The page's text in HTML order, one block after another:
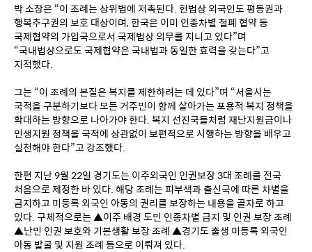
박 소장은 “이 조례는 상위법에 저촉된다. 헌법상 외국인도 평등권과
행복추구권의 보호 대상이며, 한국은 이미 인종차별 철폐 협약 등
국제협약의 가입국으로서 국제법상 의무를 지니고 있다”며
“국내법상으로도 국제협약은 국내법과 동일한 효력을 갖는다”고
지적했다.
그는 “이 조례의 본질은 복지를 제한하려는 데 있다”며 “서울시는
국적을 구분하기보다 모든 거주민이 함께 살아가는 포용적 복지 정책을
확대하는 방향으로 나아가야 한다. 복지 선진국들처럼 재난지원금이나
민생지원 정책을 국적에 상관없이 보편적으로 시행하는 방향을 배우고
실천해야 한다”고 강조했다.
한편 지난 9월 22일 경기도는 이주외국인 인권보장 3대 조례를 전국
처음으로 제정한 바 있다. 해당 조례는 피부색과 출신국에 따른 차별을
금지하고 미등록 외국인 아동의 권리를 보장하는 내용을 골자로 하고
있다. 구체적으로는 ▲이주 배경 도민 인종차별 금지 및 인권 보장 조례
▲난민 인권 보호와 기본생활 보장 조례 ▲경기도 출생 미등록 외국인
아동 발굴 및 지원 조례 등으로 이뤄져 있다.